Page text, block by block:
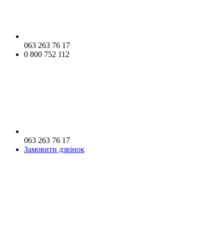
063 263 76 17
0 800 752 112
063 263 76 17
Замовити дзвінок